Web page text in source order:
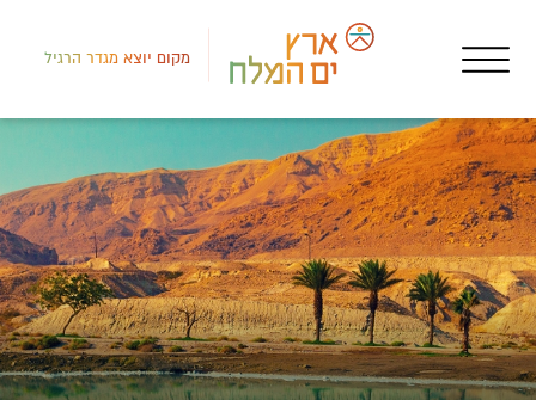
מקום יוצא מגדר הרגיל